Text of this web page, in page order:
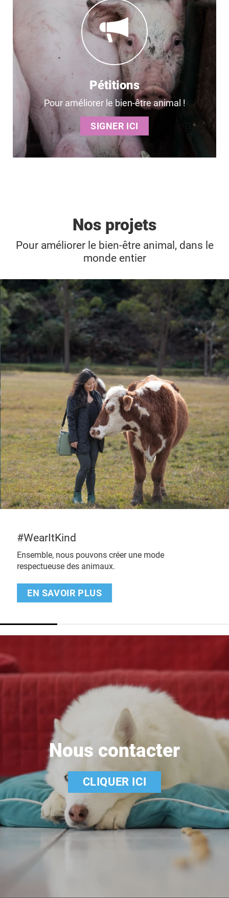
Pétitions
Pour améliorer le bien-être animal !
SIGNER ICI
Nos projets
Pour améliorer le bien-être animal, dans le
monde entier
#WearItKind
Ensemble, nous pouvons créer une mode
respectueuse des animaux.
EN SAVOIR PLUS
Nous contacter
CLIQUER ICI